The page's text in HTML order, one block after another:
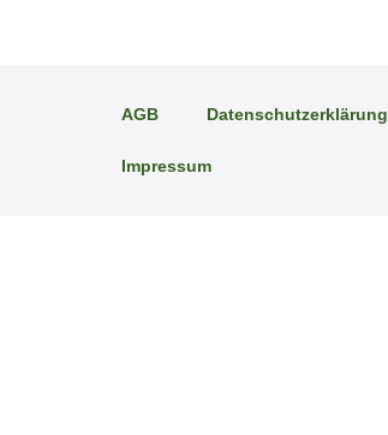
AGB Datenschutzerklärung
Impressum